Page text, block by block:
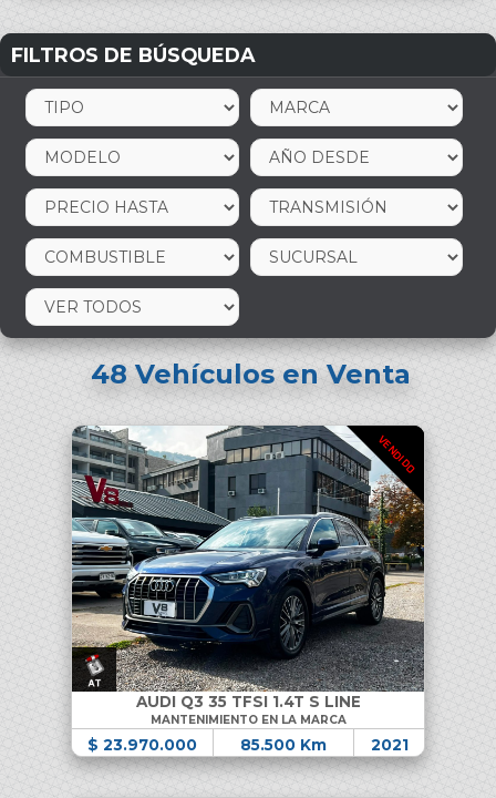
FILTROS DE BÚSQUEDA
48Vehículos en Venta
VENDIDO
AUDI Q3 35 TFSI 1.4T S LINE
MANTENIMIENTO EN LA MARCA
$ 23.970.000 85.500 Km 2021